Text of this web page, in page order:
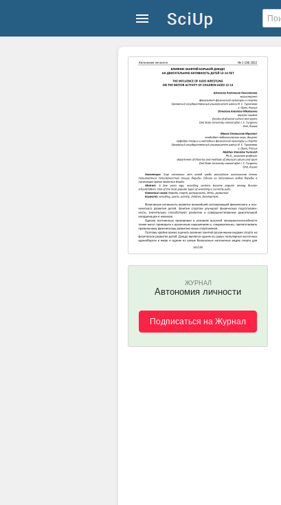
ЖУРНАЛ
Автономия личности
Подписаться на Журнал